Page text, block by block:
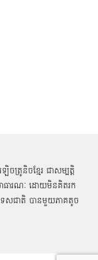
រូនិចខ្មែរ ជាសម្បតិ្ត
ាធារណៈ ដោយមិនគិតរក
េសជាតិ បានមួយភាគតូច